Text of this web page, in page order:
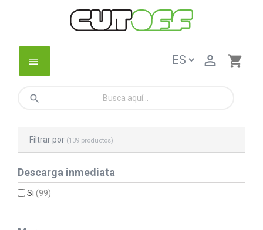
menu shopping_cart

search
Filtrar por (139 productos)
Descarga inmediata
Si(99)